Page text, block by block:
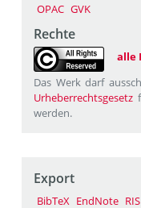
OPAC GVK
Rechte
alle
Das Werk darf
Urheberrechtsgesetz
werden.
Export
BibTeX EndNote RIS